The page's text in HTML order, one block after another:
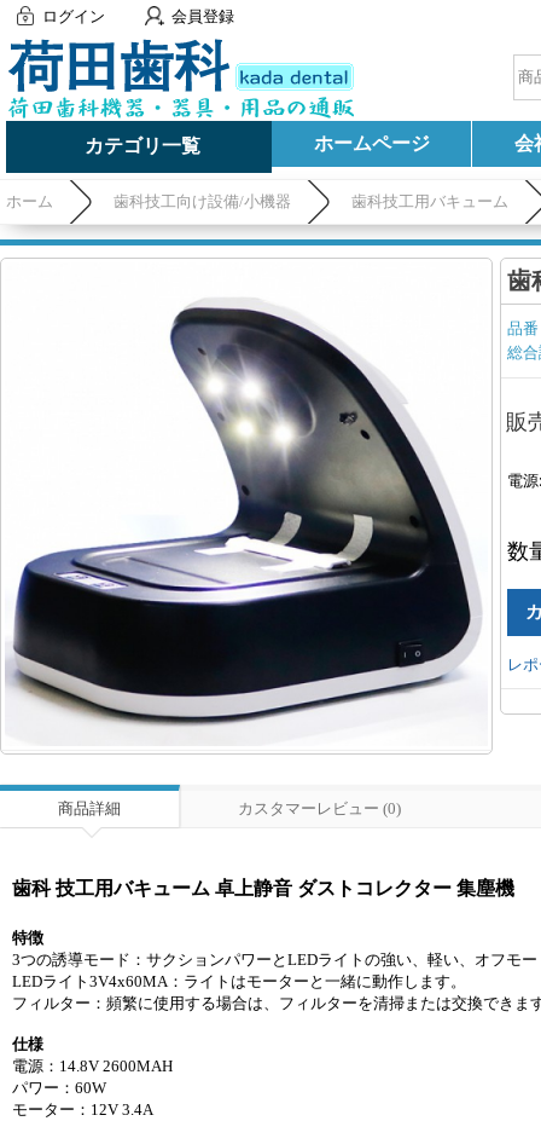
ログイン 会員登録
カテゴリ一覧 ホームページ 会
ホーム 歯科技工向け設備/小機器 歯科技工用バキューム
歯
品
総
販
電源:
数
レ
商品詳細 カスタマーレビュー (0)
歯科 技工用バキューム 卓上静音 ダストコレクター 集塵機
特徴
3つの誘導モード：サクションパワーとLEDライトの強い、軽い、オフモー
LEDライト3V4x60MA：ライトはモーターと一緒に動作します。
フィルター：頻繁に使用する場合は、フィルターを清掃または交換できま
仕様
電源：14.8V 2600MAH
パワー：60W
モーター：12V 3.4A